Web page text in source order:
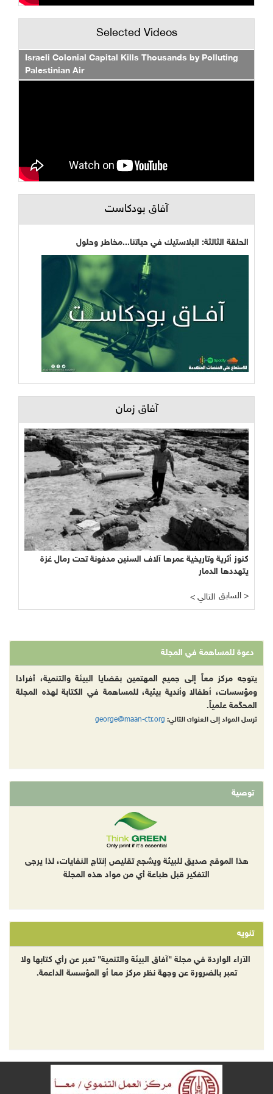
Selected Videos
Israeli Colonial Capital Kills Thousands by Polluting
Palestinian Air
آفاق بودكاست
الحلقة الثالثة: البلاستيك في حياتنا...مخاطر وحلول
آفاق زمان
كنوز أثرية وتاريخية عمرها آلاف السنين مدفونة تحت رمال غزة
يتهددها الدمار
< التالي السابق >
دعوة للمساهمة في المجلة
يتوجه مركز معاً إلى جميع المهتمين بقضايا البيئة والتنمية، أفرادا
ومؤسسات، أطفالا وأندية بيئية، للمساهمة في الكتابة لهذه المجلة
المحكّمة علمياً.
ترسل المواد إلى العنوان التالي: george@maan-ctr.org
توصية
هذا الموقع صديق للبيئة ويشجع تقليص إنتاج النفايات، لذا يرجى
التفكير قبل طباعة أي من مواد هذه المجلة
تنويه
الآراء الواردة في مجلة "آفاق البيئة والتنمية" تعبر عن رأي كتابها ولا
تعبر بالضرورة عن وجهة نظر مركز معا أو المؤسسة الداعمة.